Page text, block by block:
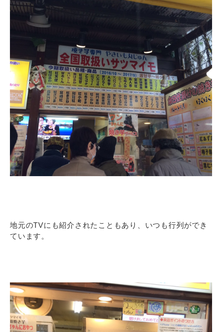
地元のTVにも紹介されたこともあり、いつも行列ができ
ています。